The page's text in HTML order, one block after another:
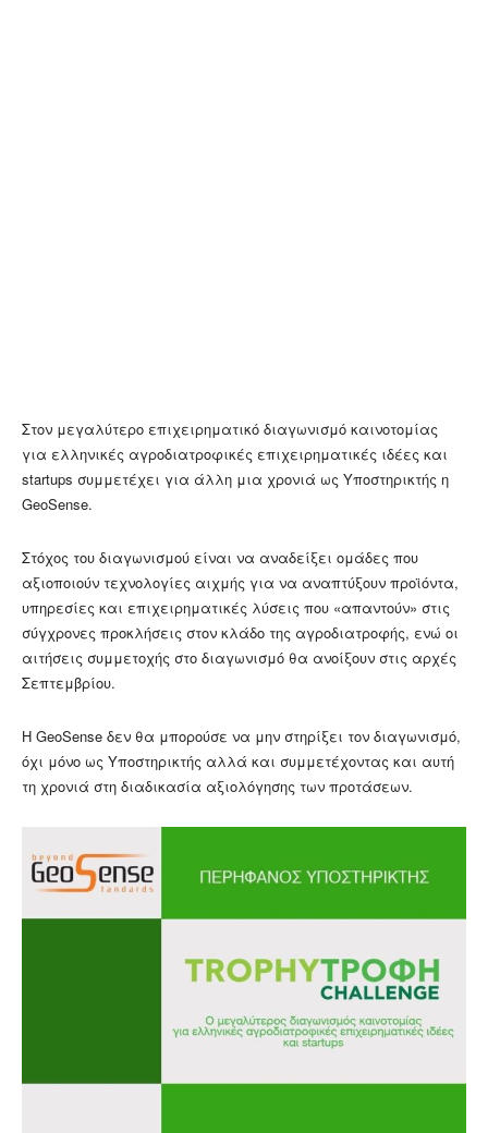
Στον μεγαλύτερο επιχειρηματικό διαγωνισμό καινοτομίας
για ελληνικές αγροδιατροφικές επιχειρηματικές ιδέες και
startups συμμετέχει για άλλη μια χρονιά ως Υποστηρικτής η
GeoSense.
Στόχος του διαγωνισμού είναι να αναδείξει ομάδες που
αξιοποιούν τεχνολογίες αιχμής για να αναπτύξουν προϊόντα,
υπηρεσίες και επιχειρηματικές λύσεις που «απαντούν» στις
σύγχρονες προκλήσεις στον κλάδο της αγροδιατροφής, ενώ οι
αιτήσεις συμμετοχής στο διαγωνισμό θα ανοίξουν στις αρχές
Σεπτεμβρίου.
Η GeoSense δεν θα μπορούσε να μην στηρίξει τον διαγωνισμό,
όχι μόνο ως Υποστηρικτής αλλά και συμμετέχοντας και αυτή
τη χρονιά στη διαδικασία αξιολόγησης των προτάσεων.